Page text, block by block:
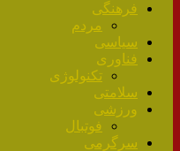
فرهنگی
مردم
سیاسی
فناوری
تکنولوژی
سلامتی
ورزشی
فوتبال
سرگرمی